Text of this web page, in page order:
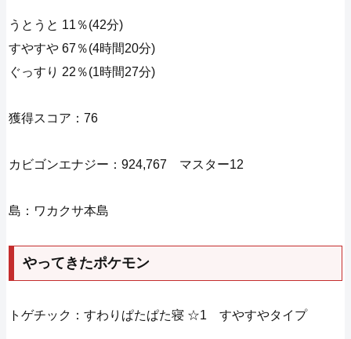
うとうと 11％(42分)
すやすや 67％(4時間20分)
ぐっすり 22％(1時間27分)
獲得スコア：76
カビゴンエナジー：924,767 マスター12
島：ワカクサ本島
やってきたポケモン
トゲチック：すわりぱたぱた寝 ☆1 すやすやタイプ